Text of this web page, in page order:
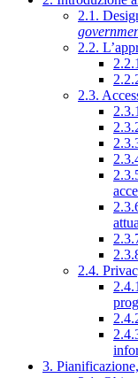
2.1.
2.2.
2.3.
2.4.
3.